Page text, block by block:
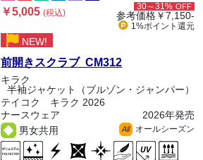
￥5,005(税込)
30～31% OFF
参考価格￥7,150-
1%ポイント 還元
NEW!
前開きスクラブ CM312
キラク
半袖ジャケット（ブルゾン・ジャンパー）
テイコク キラク 2026
ナースウェア
2026年発売
男女共用
All オールシーズン